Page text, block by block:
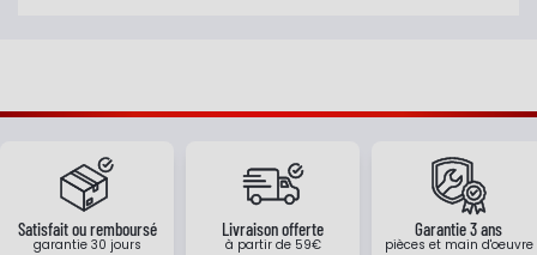
Satisfait ou remboursé
garantie 30 jours
Livraison offerte
à partir de 59€
Garantie 3 ans
pièces et main d'oeuvre